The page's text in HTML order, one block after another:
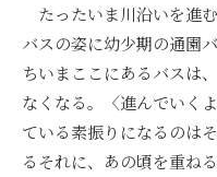
たったいま川沿いを進
バスの姿に幼少期の通園
ちいまここにあるバスは
なくなる。〈進んでいく
ている素振りになるのは
るそれに、あの頃を重ね